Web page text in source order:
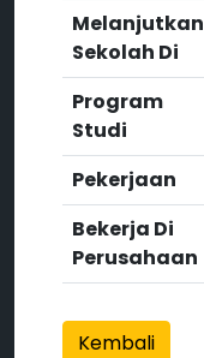
Melanjutkan
Sekolah Di
Program
Studi
Pekerjaan
Bekerja Di
Perusahaan
Kembali